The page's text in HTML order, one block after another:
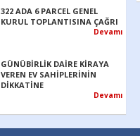
322 ADA 6 PARCEL GENEL
KURUL TOPLANTISINA ÇAĞRI
Devamı
GÜNÜBİRLİK DAİRE KİRAYA
VEREN EV SAHİPLERİNİN
DİKKATİNE
Devamı